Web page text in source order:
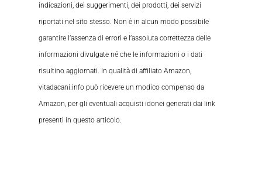
indicazioni, dei suggerimenti, dei prodotti, dei servizi
riportati nel sito stesso. Non è in alcun modo possibile
garantire l’assenza di errori e l’assoluta correttezza delle
informazioni divulgate né che le informazioni o i dati
risultino aggiornati. In qualità di affiliato Amazon,
vitadacani.info può ricevere un modico compenso da
Amazon, per gli eventuali acquisti idonei generati dai link
presenti in questo articolo.